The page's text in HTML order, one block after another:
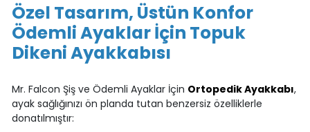
Özel Tasarım, Üstün Konfor
Ödemli Ayaklar İçin Topuk
Dikeni Ayakkabısı
Mr. Falcon Şiş ve Ödemli Ayaklar İçin Ortopedik Ayakkabı,
ayak sağlığınızı ön planda tutan benzersiz özelliklerle
donatılmıştır: